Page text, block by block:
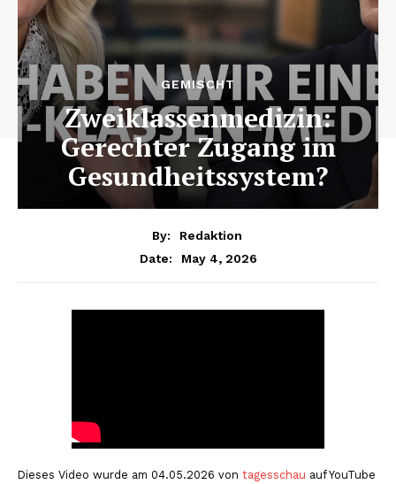
GEMISCHT
Zweiklassenmedizin:
Gerechter Zugang im
Gesundheitssystem?
By:
Redaktion
Date:
May 4, 2026
Dieses Video wurde am 04.05.2026 von tagesschau auf YouTube